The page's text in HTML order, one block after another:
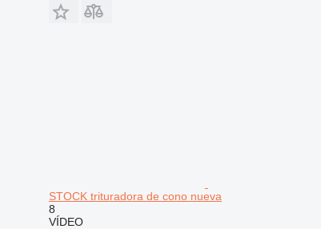
STOCK trituradora de cono nueva
8
VÍDEO